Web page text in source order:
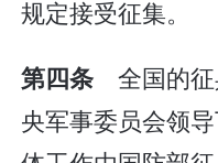
规定接受征集。
第四条 全国的征
央军事委员会领